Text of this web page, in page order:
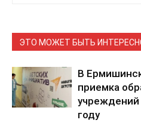
ЭТО МОЖЕТ БЫТЬ
В
приемка
учреждений
году